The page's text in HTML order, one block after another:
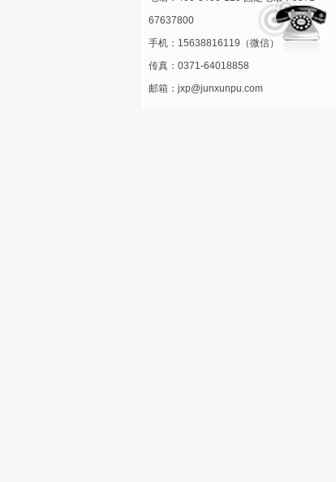
67637800
手机：15638816119（微信）
传真：0371-64018858
邮箱：jxp@junxunpu.com